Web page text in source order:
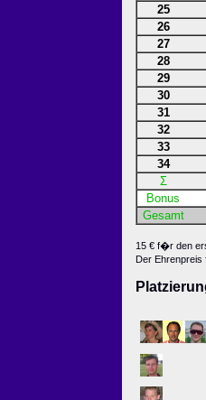
25
26
27
28
29
30
31
32
33
34
Σ
Bonus
Gesamt
15 € f�r den
Der